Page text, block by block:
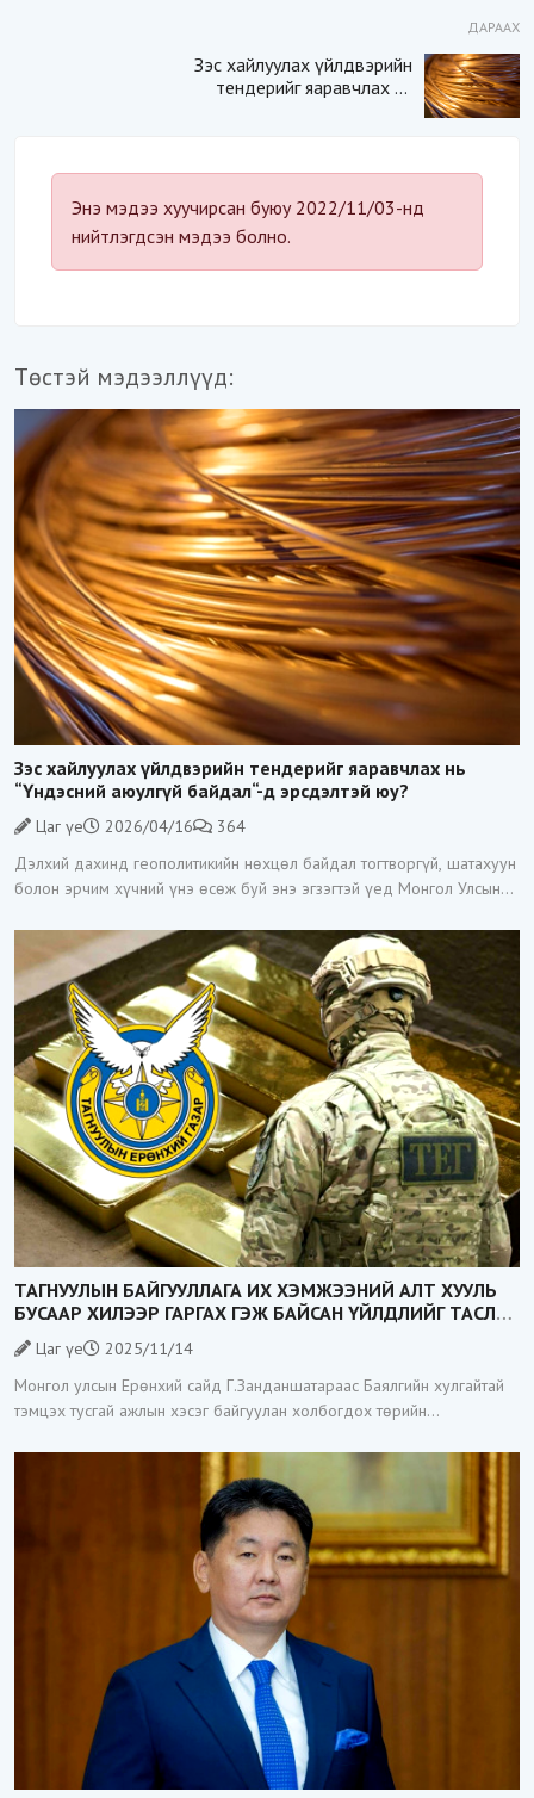
ДАРААХ
Зэс хайлуулах үйлдвэрийн
тендерийг яаравчлах нь
Энэ мэдээ хуучирсан буюу 2022/11/03-нд
нийтлэгдсэн мэдээ болно.
Төстэй мэдээллүүд:
Зэс хайлуулах үйлдвэрийн тендерийг яаравчлах нь
“Үндэсний аюулгүй байдал“-д эрсдэлтэй юу?
Цаг үе 2026/04/16
364
Дэлхий дахинд геополитикийн нөхцөл байдал тогтворгүй, шатахуун
болон эрчим хүчний үнэ өсөж буй энэ эгзэгтэй үед Монгол Улсын
зарласан нь
ТАГНУУЛЫН БАЙГУУЛЛАГА ИХ ХЭМЖЭЭНИЙ АЛТ ХУУЛЬ
БУСААР ХИЛЭЭР ГАРГАХ ГЭЖ БАЙСАН ҮЙЛДЛИЙГ ТАСЛАН
ЗОГСООЛОО
Цаг үе
2025/11/14
Монгол улсын Ерөнхий сайд Г.Занданшатараас Баялгийн хулгайтай
тэмцэх тусгай ажлын хэсэг байгуулан холбогдох төрийн